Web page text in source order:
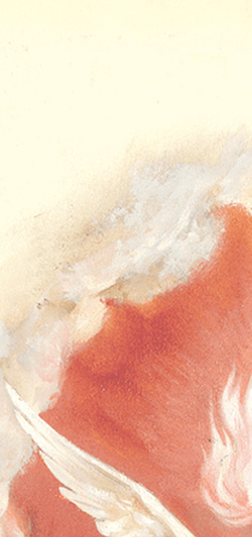
Acasa
Missal
Missal Duminical
Advent
Crăciun
Postul Mare